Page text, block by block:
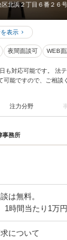
区北浜２丁目６番２６
表示
夜間面談可 WEB
も対応可能です。 法
能ですので、ご相談
注力分野
事務所
は無料。
1時間当たり1万円
について